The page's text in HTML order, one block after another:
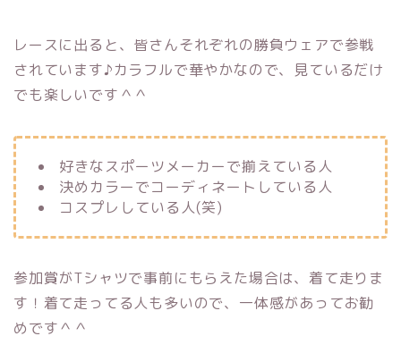
レースに出ると、皆さんそれぞれの勝負ウェアで参戦
されています♪カラフルで華やかなので、見ているだけ
でも楽しいです＾＾
好きなスポーツメーカーで揃えている人
決めカラーでコーディネートしている人
コスプレしている人(笑)
参加賞がTシャツで事前にもらえた場合は、着て走りま
す！着て走ってる人も多いので、一体感があってお勧
めです＾＾